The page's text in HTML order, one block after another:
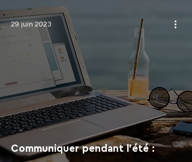
Communiquer pendant l'été :
29 juin 2023